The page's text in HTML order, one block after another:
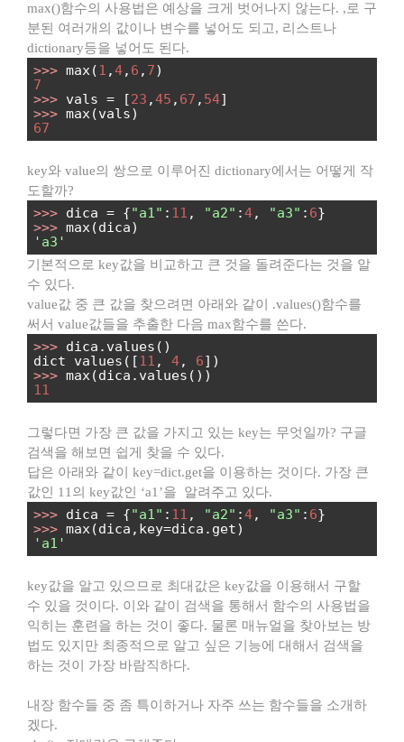
max()함수의 사용법은 예상을 크게 벗어나지 않는다. ,로 구
분된 여러개의 값이나 변수를 넣어도 되고, 리스트나
dictionary등을 넣어도 된다.
>>> max(1 ,4, 6 , 7)
7
>>> vals = [23 ,45 , 67 , 54]
>>> max(vals)
67
key와 value의 쌍으로 이루어진 dictionary에서는 어떻게 작
도할까?
>>> dica = {"a1" : 11 , "a2" :4, "a3" : 6}
>>> max(dica)
'a3'
기본적으로 key값을 비교하고 큰 것을 돌려준다는 것을 알
수 있다.
value값 중 큰 값을 찾으려면 아래와 같이 .values()함수를
써서 value값들을 추출한 다음 max함수를 쓴다.
>>> dica.values()
dict_values([11 , 4, 6])
>>> max(dica.values())
11
그렇다면 가장 큰 값을 가지고 있는 key는 무엇일까? 구글
검색을 해보면 쉽게 찾을 수 있다.
답은 아래와 같이 key=dict.get을 이용하는 것이다. 가장 큰
값인 11의 key값인 ‘a1’을 알려주고 있다.
>>> dica = {"a1" : 11 , "a2" :4, "a3" : 6}
>>> max(dica,key=dica.get)
'a1'
key값을 알고 있으므로 최대값은 key값을 이용해서 구할
수 있을 것이다. 이와 같이 검색을 통해서 함수의 사용법을
익히는 훈련을 하는 것이 좋다. 물론 매뉴얼을 찾아보는 방
법도 있지만 최종적으로 알고 싶은 기능에 대해서 검색을
하는 것이 가장 바람직하다.
내장 함수들 중 좀 특이하거나 자주 쓰는 함수들을 소개하
겠다.